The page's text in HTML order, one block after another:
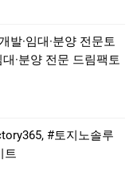
발·임대·분양 전문토
·분양 전문 드림팩토
#토지노솔루
트